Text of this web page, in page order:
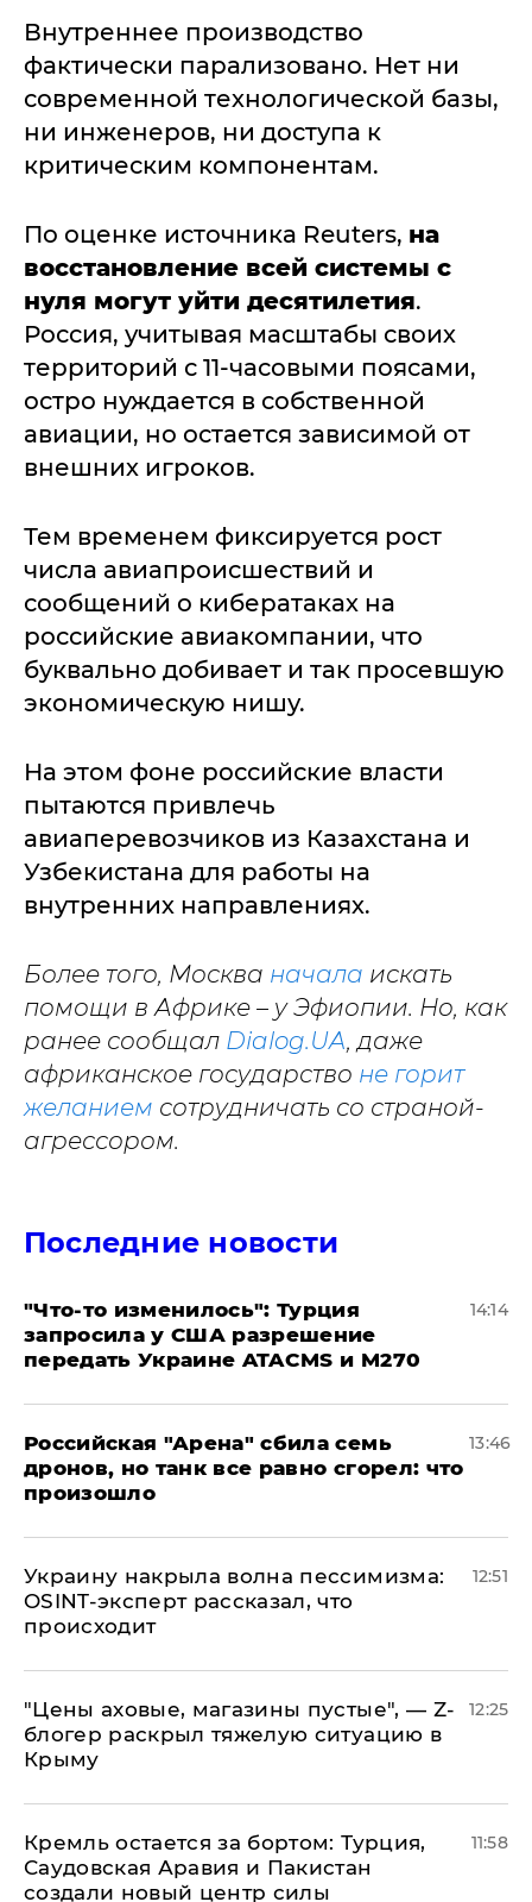
Внутреннее производство
фактически парализовано. Нет ни
современной технологической базы,
ни инженеров, ни доступа к
критическим компонентам.
По оценке источника Reuters, на
восстановление всей системы с
нуля могут уйти десятилетия.
Россия, учитывая масштабы своих
территорий с 11-часовыми поясами,
остро нуждается в собственной
авиации, но остается зависимой от
внешних игроков.
Тем временем фиксируется рост
числа авиапроисшествий и
сообщений о кибератаках на
российские авиакомпании, что
буквально добивает и так просевшую
экономическую нишу.
На этом фоне российские власти
пытаются привлечь
авиаперевозчиков из Казахстана и
Узбекистана для работы на
внутренних направлениях.
Более того, Москва начала искать
помощи в Африке – у Эфиопии. Но, как
ранее сообщал Dialog.UA, даже
африканское государство не горит
желанием сотрудничать со страной-
агрессором.
Последние новости
​"Что-то изменилось": Турция
запросила у США разрешение
передать Украине ATACMS и M270
14:14
​Российская "Арена" сбила семь
дронов, но танк все равно сгорел: что
произошло
13:46
​Украину накрыла волна пессимизма:
OSINT-эксперт рассказал, что
происходит
12:51
​"Цены аховые, магазины пустые", — Z-
блогер раскрыл тяжелую ситуацию в
Крыму
12:25
​Кремль остается за бортом: Турция,
Саудовская Аравия и Пакистан
создали новый центр силы
11:58